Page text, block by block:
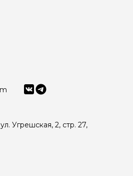
Угрешская, 2, стр. 27,